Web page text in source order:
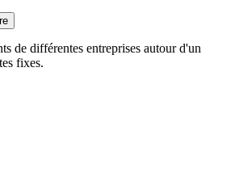
de différentes entreprises autour d'un
fixes.